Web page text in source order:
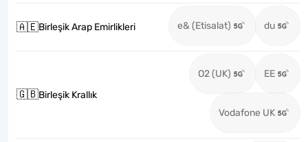
🇦🇪Birleşik Arap Emirlikleri e& (Etisalat) du
🇬🇧Birleşik Krallık
O2 (UK) EE
Vodafone UK